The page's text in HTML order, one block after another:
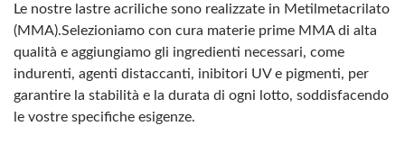
Le nostre lastre acriliche sono realizzate in Metilmetacrilato
(MMA).Selezioniamo con cura materie prime MMA di alta
qualità e aggiungiamo gli ingredienti necessari, come
indurenti, agenti distaccanti, inibitori UV e pigmenti, per
garantire la stabilità e la durata di ogni lotto, soddisfacendo
le vostre specifiche esigenze.